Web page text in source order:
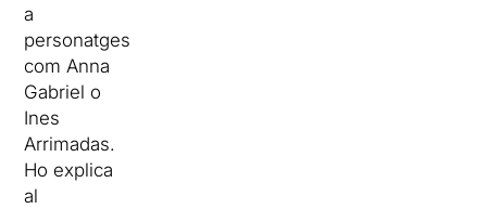
a
personatges
com Anna
Gabriel o
Ines
Arrimadas.
Ho explica
al